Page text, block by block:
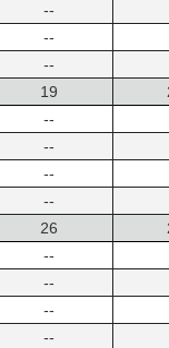
--
--
--
19
--
--
--
--
26
--
--
--
--